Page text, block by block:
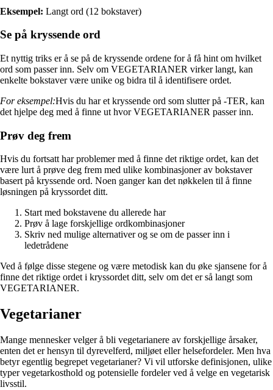
Eksempel: Langt ord (12 bokstaver)
Se på kryssende ord
Et nyttig triks er å se på de kryssende ordene for å få hint om hvilket
ord som passer inn. Selv om VEGETARIANER virker langt, kan
enkelte bokstaver være unike og bidra til å identifisere ordet.
For eksempel:Hvis du har et kryssende ord som slutter på -TER, kan
det hjelpe deg med å finne ut hvor VEGETARIANER passer inn.
Prøv deg frem
Hvis du fortsatt har problemer med å finne det riktige ordet, kan det
være lurt å prøve deg frem med ulike kombinasjoner av bokstaver
basert på kryssende ord. Noen ganger kan det nøkkelen til å finne
løsningen på kryssordet ditt.
Start med bokstavene du allerede har
Prøv å lage forskjellige ordkombinasjoner
Skriv ned mulige alternativer og se om de passer inn i
ledetrådene
Ved å følge disse stegene og være metodisk kan du øke sjansene for å
finne det riktige ordet i kryssordet ditt, selv om det er så langt som
VEGETARIANER.
Vegetarianer
Mange mennesker velger å bli vegetarianere av forskjellige årsaker,
enten det er hensyn til dyrevelferd, miljøet eller helsefordeler. Men hva
betyr egentlig begrepet vegetarianer? Vi vil utforske definisjonen, ulike
typer vegetarkosthold og potensielle fordeler ved å velge en vegetarisk
livsstil.